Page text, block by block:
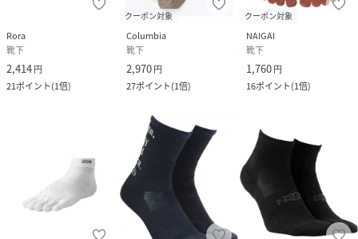
Rora
靴下
2,414円
21ポイント(1倍)
クーポン対象
Columbia
靴下
2,970円
27ポイント(1倍)
クーポン対象
NAIGAI
靴下
1,760円
16ポイント(1倍)